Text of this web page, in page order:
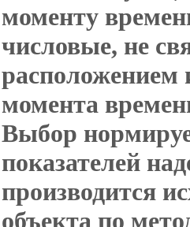
моменту
числовые, не
расположением
момента
Выбор
показателей
производится
объекта по